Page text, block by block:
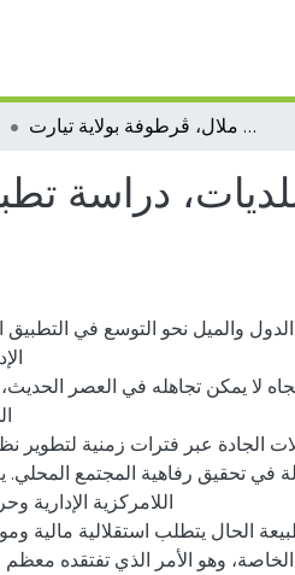
إشكالية عجز ميزانية البلديات، دراسة تطبيقية لبلديات: جيلالي بن عمار، سيدي علي ملال، ڤرطوفة بولاية تيارت
دراسة
والميل نحو التوسع في
لا يمكن تجاهله في العصر
الجادة عبر فترات زمنية لتطوير
في تحقيق رفاهية المجتمع المحلي.
اللامركزية الإدارية
الحال يتطلب استقلالية مالية
وهو الأمر الذي تفتقده معظم